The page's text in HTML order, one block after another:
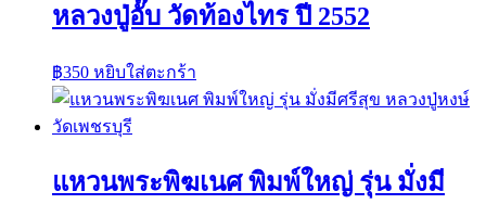
หลวงปู่อั๊บ วัดท้องไทร ปี 2552
฿350 หยิบใส่ตะกร้า
แหวนพระพิฆเนศ พิมพ์ใหญ่ รุ่น มั่งมี